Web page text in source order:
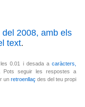
2008, amb els
text.
0.01 i desada a caràcters,
Pots seguir les respostes a
un retroenllaç des del teu propi